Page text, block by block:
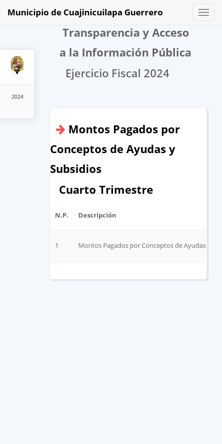
2024
Toggle
Municipio de Cuajinicuilapa Guerrero
Transparencia y Acceso
a la Información Pública
Ejercicio Fiscal 2024
Montos Pagados por
Conceptos de Ayudas y
Subsidios
Cuarto Trimestre
N.P. Descripción
1 Montos Pagados por Conceptos de Ayudas y